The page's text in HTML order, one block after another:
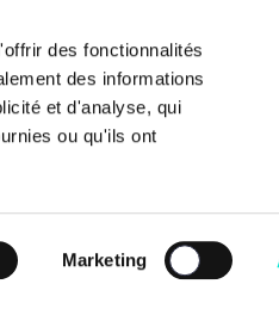
des fonctionnalités
des informations
et d'analyse, qui
ou qu'ils ont
Marketing
projet de société